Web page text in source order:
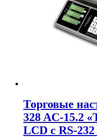
Торговые
328 AC-15.2
LCD с RS-